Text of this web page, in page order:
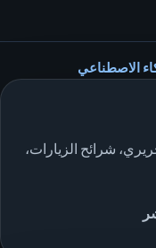
الاصطناعي
شرائح الزيارات،